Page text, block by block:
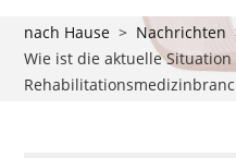
nach Hause > Nachrichten
Wie ist die aktuelle